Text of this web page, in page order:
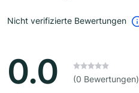
Nicht verifizierte Bewertungen
0.0 (0 Bewertungen)